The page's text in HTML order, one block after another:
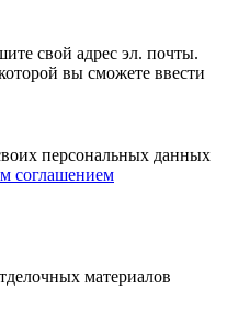
свой адрес эл. почты.
вы сможете ввести
персональных данных
соглашением
материалов